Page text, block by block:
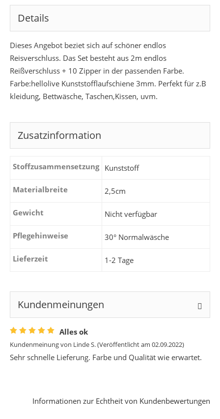
Details
Dieses Angebot beziet sich auf schöner endlos
Reisverschluss. Das Set besteht aus 2m endlos
Reißverschluss + 10 Zipper in der passenden Farbe.
Farbe:hellolive Kunststofflaufschiene 3mm. Perfekt für z.B
kleidung, Bettwäsche, Taschen,Kissen, uvm.
Zusatzinformation
Stoffzusammensetzung Kunststoff
Materialbreite 2,5cm
Gewicht Nicht verfügbar
Pflegehinweise 30° Normalwäsche
Lieferzeit 1-2 Tage
Kundenmeinungen
Alles ok
Kundenmeinung von Linde S.(Veröffentlicht am 02.09.2022)
Sehr schnelle Lieferung. Farbe und Qualität wie erwartet.
Informationen zur Echtheit von Kundenbewertungen